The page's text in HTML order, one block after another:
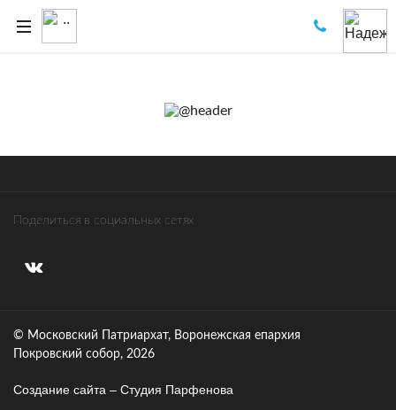
Поделиться в социальных сетях
© Московский Патриархат, Воронежcкая епархия
Покровский собор, 2026
Создание сайта – Cтудия Парфенова